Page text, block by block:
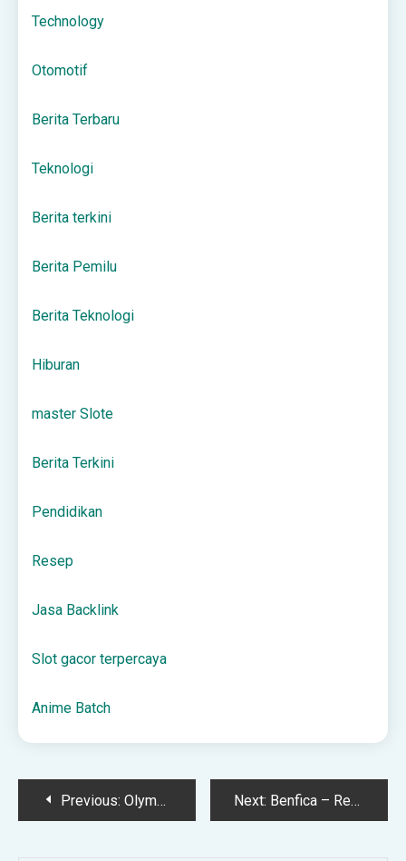
Technology
Otomotif
Berita Terbaru
Teknologi
Berita terkini
Berita Pemilu
Berita Teknologi
Hiburan
master Slote
Berita Terkini
Pendidikan
Resep
Jasa Backlink
Slot gacor terpercaya
Anime Batch
PostPrevious: Olympiakos – Bayer Leverkusen. Przewidywane składy 18.02.26 Next: Benfica – Real Madryt: oficjalne składy 17.02.2026